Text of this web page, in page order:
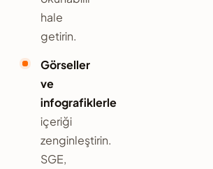
hale
getirin.
Görseller
ve
infografiklerle
içeriği
zenginleştirin.
SGE,